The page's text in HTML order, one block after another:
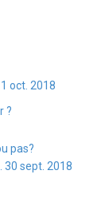
1 oct. 2018
?
pas?
30 sept. 2018